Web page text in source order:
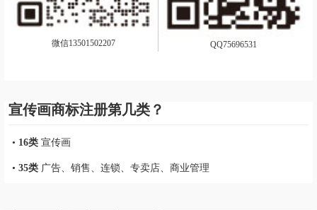
微信13501502207 QQ75696531
宣传画商标注册第几类？
• 16类 宣传画
• 35类 广告、销售、连锁、专卖店、商业管理